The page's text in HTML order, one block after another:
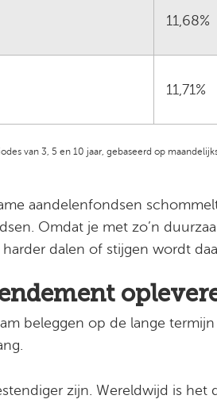
11,68%
11,71%
van 3, 5 en 10 jaar, gebaseerd op
aandelenfondsen
Omdat je met zo’n
dalen of stijgen wordt
beleggen op de lange
zijn. Wereldwijd is het